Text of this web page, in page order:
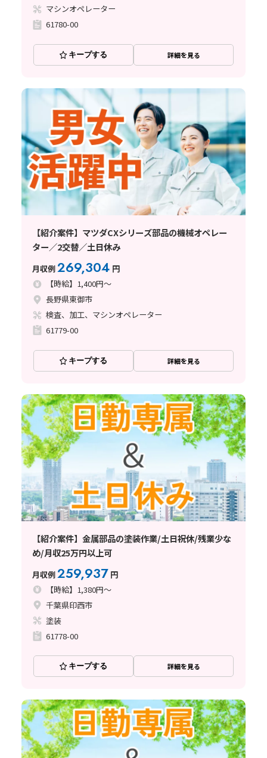
マシンオペレーター
61780-00
キープする 詳細を見る
【紹介案件】マツダCXシリーズ部品の機械オペレー
ター／2交替／土日休み
月収例269,304 円
【時給】1,400円～
長野県東御市
検査、加工、マシンオペレーター
61779-00
キープする 詳細を見る
【紹介案件】金属部品の塗装作業/土日祝休/残業少な
め/月収25万円以上可
月収例259,937 円
【時給】1,380円～
千葉県印西市
塗装
61778-00
キープする 詳細を見る